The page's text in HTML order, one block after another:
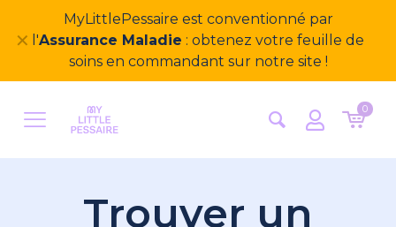
Bienvenue sur notre nouveau site
MyLittlePessaire ! Nous avons hâte d'avoir vos
retours
✕
0
Trouver un